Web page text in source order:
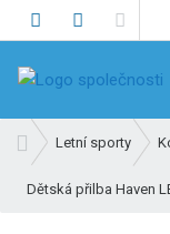
v
o
Letní sporty
Dětská přilba Haven